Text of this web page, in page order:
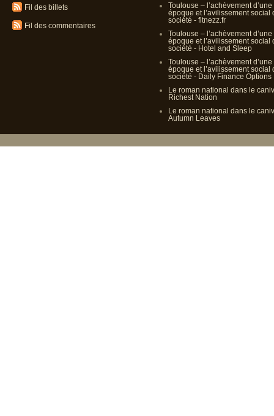
Fil des billets
Fil des commentaires
Toulouse – l’achèvement d’une
époque et l’avilissement social
société - fitnezz.fr
Toulouse – l’achèvement d’une
époque et l’avilissement social
société - Hotel and Sleep
Toulouse – l’achèvement d’une
époque et l’avilissement social
société - Daily Finance Options
Le roman national dans le
Richest Nation
Le roman national dans le
Autumn Leaves